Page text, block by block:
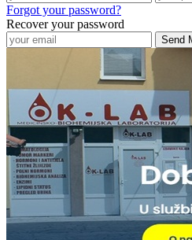
Forgot your password?
Recover your password